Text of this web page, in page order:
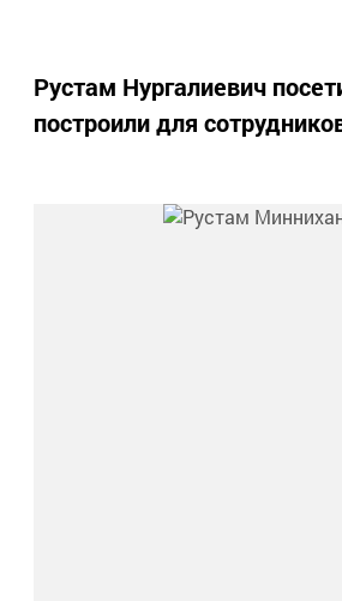
Рустам Нургалиевич
построили для